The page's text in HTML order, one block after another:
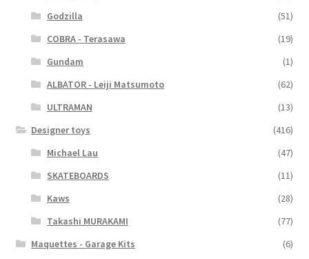
Godzilla
(51)
COBRA - Terasawa
(19)
Gundam
(1)
ALBATOR - Leiji Matsumoto
(62)
ULTRAMAN
(13)
Designer toys
(416)
Michael Lau
(47)
SKATEBOARDS
(11)
Kaws
(28)
Takashi MURAKAMI
(77)
Maquettes - Garage Kits
(6)